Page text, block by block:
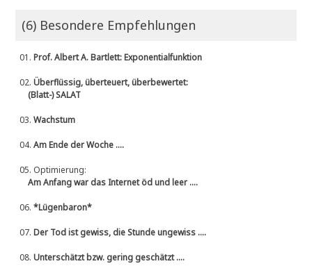
(6) Besondere Empfehlungen
01.Prof. Albert A. Bartlett: Exponentialfunktion
02.Überflüssig, überteuert, überbewertet:
(Blatt-) SALAT
03.Wachstum
04.Am Ende der Woche ....
05. Optimierung:
Am Anfang war das Internet öd und leer ....
06.*Lügenbaron*
07.Der Tod ist gewiss, die Stunde ungewiss ....
08.Unterschätzt bzw. gering geschätzt ....